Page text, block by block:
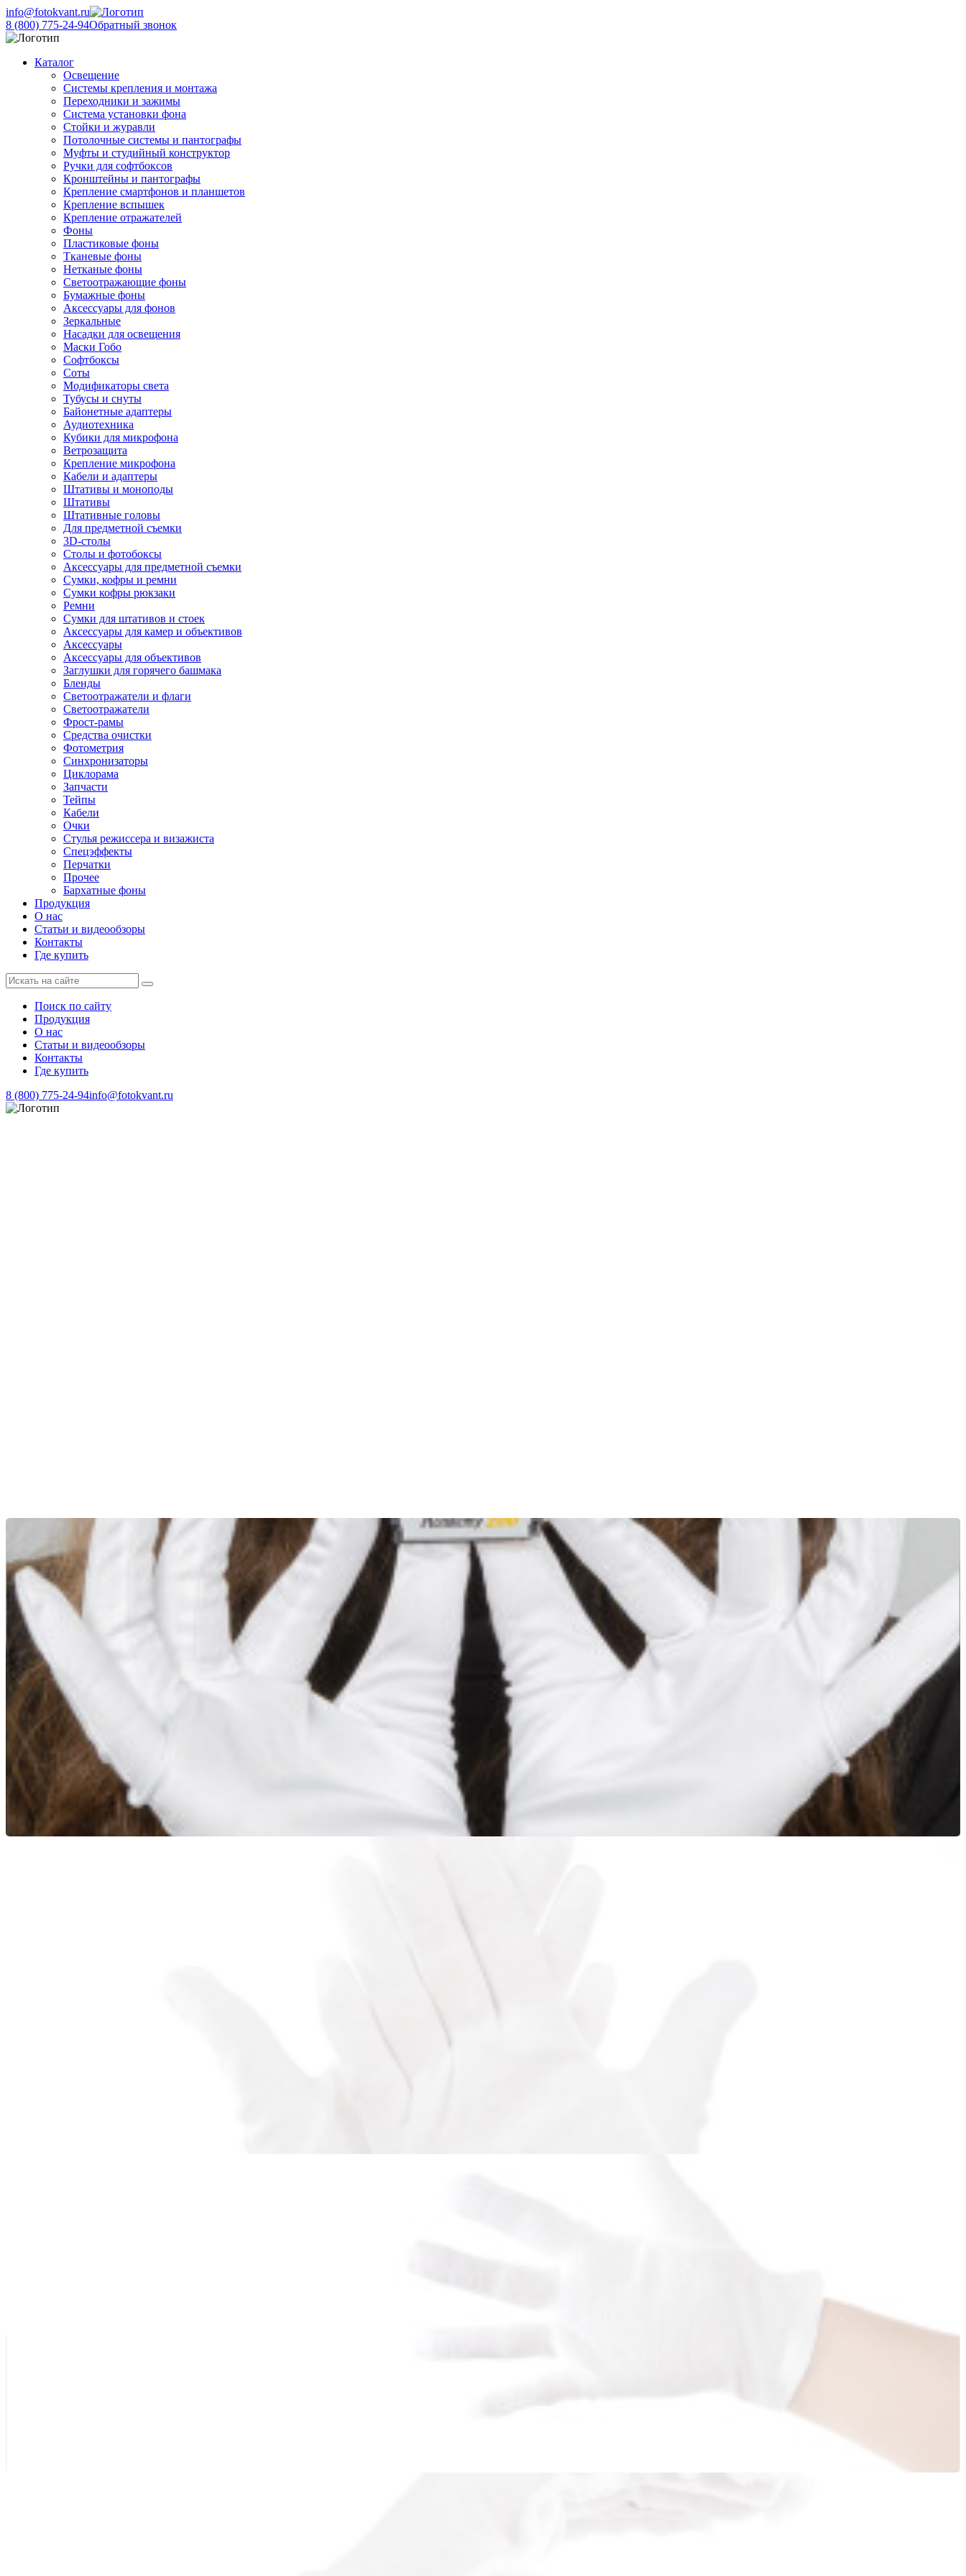
info@fotokvant.ru
8 (800) 775-24-94Обратный звонок
Каталог
Освещение
Системы крепления и монтажа
Переходники и зажимы
Система установки фона
Стойки и журавли
Потолочные системы и пантографы
Муфты и студийный конструктор
Ручки для софтбоксов
Кронштейны и пантографы
Крепление смартфонов и планшетов
Крепление вспышек
Крепление отражателей
Фоны
Пластиковые фоны
Тканевые фоны
Нетканые фоны
Светоотражающие фоны
Бумажные фоны
Аксессуары для фонов
Зеркальные
Насадки для освещения
Маски Гобо
Софтбоксы
Соты
Модификаторы света
Тубусы и снуты
Байонетные адаптеры
Аудиотехника
Кубики для микрофона
Ветрозащита
Крепление микрофона
Кабели и адаптеры
Штативы и моноподы
Штативы
Штативные головы
Для предметной съемки
3D-столы
Столы и фотобоксы
Аксессуары для предметной съемки
Сумки, кофры и ремни
Сумки кофры рюкзаки
Ремни
Сумки для штативов и стоек
Аксессуары для камер и объективов
Аксессуары
Аксессуары для объективов
Заглушки для горячего башмака
Бленды
Светоотражатели и флаги
Светоотражатели
Фрост-рамы
Средства очистки
Фотометрия
Синхронизаторы
Циклорама
Запчасти
Тейпы
Кабели
Очки
Стулья режиссера и визажиста
Спецэффекты
Перчатки
Прочее
Бархатные фоны
Продукция
О нас
Статьи и видеообзоры
Контакты
Где купить
Поиск по сайту
Продукция
О нас
Статьи и видеообзоры
Контакты
Где купить
8 (800) 775-24-94info@fotokvant.ru